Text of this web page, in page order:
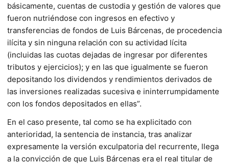
básicamente, cuentas de custodia y gestión de valores que
fueron nutriéndose con ingresos en efectivo y
transferencias de fondos de Luis Bárcenas, de procedencia
ilícita y sin ninguna relación con su actividad lícita
(incluidas las cuotas dejadas de ingresar por diferentes
tributos y ejercicios); y en las que igualmente se fueron
depositando los dividendos y rendimientos derivados de
las inversiones realizadas sucesiva e ininterrumpidamente
con los fondos depositados en ellas”.
En el caso presente, tal como se ha explicitado con
anterioridad, la sentencia de instancia, tras analizar
expresamente la versión exculpatoria del recurrente, llega
a la convicción de que Luis Bárcenas era el real titular de